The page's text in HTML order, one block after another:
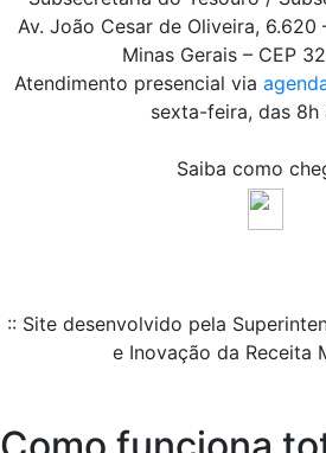
Av. João Cesar de Oliveira, 6.620
Minas Gerais – CEP
Atendimento presencial via
sexta-feira, das 8h
Saiba como
:: Site desenvolvido pela
e Inovação da Receita